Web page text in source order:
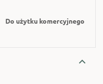
Do użytku komercyjnego